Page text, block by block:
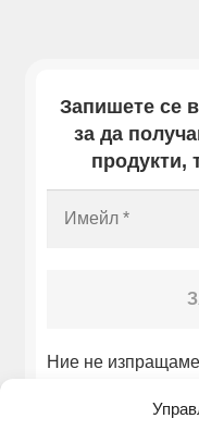
Запишете се
за да
продукти,
Ние не